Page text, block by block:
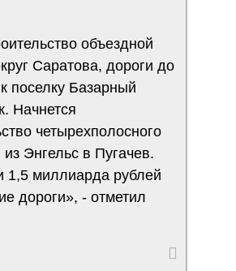
объездной
Саратова, дороги до
поселку Базарный
Начнется
четырехполосного
Энгельс в Пугачев.
1,5 миллиарда рублей
дороги», - отметил